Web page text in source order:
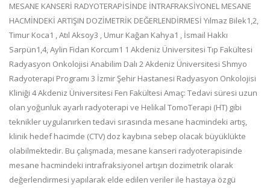
MESANE KANSERİ RADYOTERAPİSİNDE İNTRAFRAKSİYONEL MESANE
HACMİNDEKİ ARTIŞIN DOZİMETRİK DEĞERLENDİRMESİ Yılmaz Bilek1,2,
Timur Koca1 , Atıl Aksoy3 , Umur Kağan Kahya1 , İsmail Hakkı
Sarpün1,4, Aylin Fidan Korcum1 1 Akdeniz Üniversitesi Tıp Fakültesi
Radyasyon Onkolojisi Anabilim Dalı 2 Akdeniz Üniversitesi Shmyo
Radyoterapi Programı 3 İzmir Şehir Hastanesi Radyasyon Onkolojisi
Kliniği 4 Akdeniz Üniversitesi Fen Fakültesi Amaç: Tedavi süresi uzun
olan yoğunluk ayarlı radyoterapi ve Helikal TomoTerapi (HT) gibi
teknikler uygulanırken tedavi sırasında mesane hacmindeki artış,
klinik hedef hacimde (CTV) doz kaybına sebep olacak büyüklükte
olabilmektedir. Bu çalışmada, mesane kanseri radyoterapisinde
mesane hacmindeki intrafraksiyonel artışın dozimetrik olarak
değerlendirmesi yapılarak elde edilen veriler ile hastaya özgü